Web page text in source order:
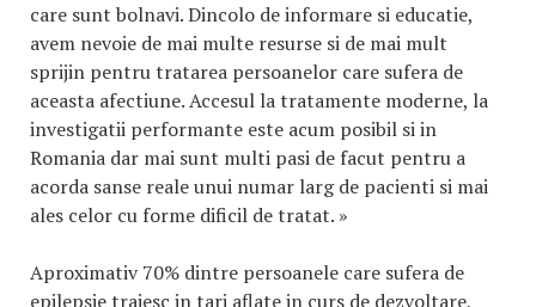
care sunt bolnavi. Dincolo de informare si educatie,
avem nevoie de mai multe resurse si de mai mult
sprijin pentru tratarea persoanelor care sufera de
aceasta afectiune. Accesul la tratamente moderne, la
investigatii performante este acum posibil si in
Romania dar mai sunt multi pasi de facut pentru a
acorda sanse reale unui numar larg de pacienti si mai
ales celor cu forme dificil de tratat. »
Aproximativ 70% dintre persoanele care sufera de
epilepsie traiesc in tari aflate in curs de dezvoltare,